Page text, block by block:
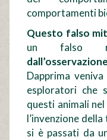
comportamenti
Questo falso
un falso
Dapprima
esploratori che
questi animali
l’invenzione
si è passati da